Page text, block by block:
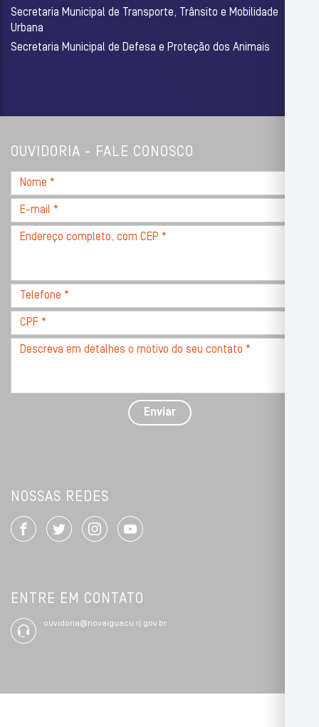
Secretaria Municipal de Transporte, Trânsito e Mobilidade
Urbana
Secretaria Municipal de Defesa e Proteção dos Animais
OUVIDORIA - FALE CONOSCO
Nome
*
E-
mail
Endereço
CEP
Telefone
*
CPF
*
Descreva
com
Enviar
NOSSAS REDES
ENTRE EM CONTATO
ouvidoria@novaiguacu.rj.gov.br